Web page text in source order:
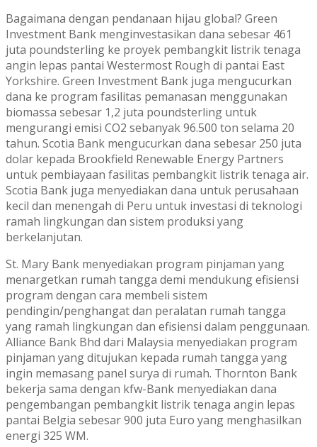
Bagaimana dengan pendanaan hijau global? Green
Investment Bank menginvestasikan dana sebesar 461
juta poundsterling ke proyek pembangkit listrik tenaga
angin lepas pantai Westermost Rough di pantai East
Yorkshire. Green Investment Bank juga mengucurkan
dana ke program fasilitas pemanasan menggunakan
biomassa sebesar 1,2 juta poundsterling untuk
mengurangi emisi CO2 sebanyak 96.500 ton selama 20
tahun. Scotia Bank mengucurkan dana sebesar 250 juta
dolar kepada Brookfield Renewable Energy Partners
untuk pembiayaan fasilitas pembangkit listrik tenaga air.
Scotia Bank juga menyediakan dana untuk perusahaan
kecil dan menengah di Peru untuk investasi di teknologi
ramah lingkungan dan sistem produksi yang
berkelanjutan.
St. Mary Bank menyediakan program pinjaman yang
menargetkan rumah tangga demi mendukung efisiensi
program dengan cara membeli sistem
pendingin/penghangat dan peralatan rumah tangga
yang ramah lingkungan dan efisiensi dalam penggunaan.
Alliance Bank Bhd dari Malaysia menyediakan program
pinjaman yang ditujukan kepada rumah tangga yang
ingin memasang panel surya di rumah. Thornton Bank
bekerja sama dengan kfw-Bank menyediakan dana
pengembangan pembangkit listrik tenaga angin lepas
pantai Belgia sebesar 900 juta Euro yang menghasilkan
energi 325 WM.